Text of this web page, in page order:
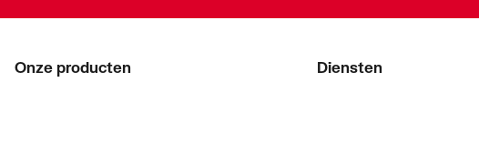
Onze producten Diensten